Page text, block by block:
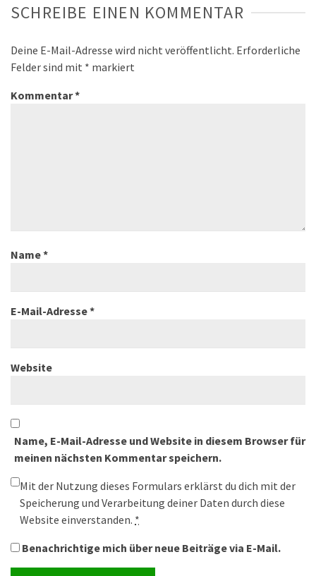
SCHREIBE EINEN KOMMENTAR
Deine E-Mail-Adresse wird nicht veröffentlicht. Erforderliche
Felder sind mit * markiert
Kommentar*
Name*
E-Mail-Adresse*
Website
Name, E-Mail-Adresse und Website in diesem Browser für
meinen nächsten Kommentar speichern.
Mit der Nutzung dieses Formulars erklärst du dich mit der
Speicherung und Verarbeitung deiner Daten durch diese
Website einverstanden. *
Benachrichtige mich über neue Beiträge via E-Mail.